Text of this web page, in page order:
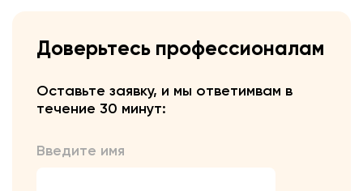
Доверьтесь профессионалам
Оставьте заявку, и мы ответимвам в
течение 30 минут:
Введите имя